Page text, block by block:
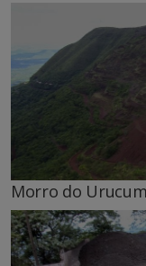
Morro do Urucum